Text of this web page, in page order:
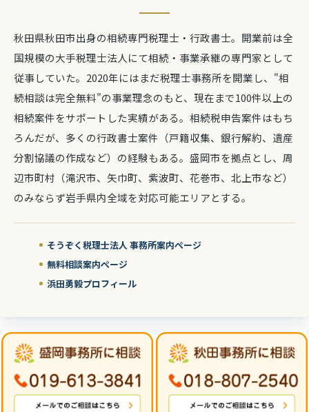
秋田県秋田市出身の相続専門税理士・行政書士。開業前は全
国規模の大手税理士法人にて相続・事業承継の専門家として
従事していた。2020年にはまだ税理士事務所を開業し、"相
続相談は完全無料"の事業理念のもと、現在まで100件以上の
相続案件をサポートした実績がある。相続税申告案件はもち
ろんだが、多くの行政書士案件（戸籍収集、銀行解約、遺産
分割協議の作成など）の経験もある。盛岡市を拠点とし、周
辺市町村（滝沢市、矢巾町、紫波町、花巻市、北上市など）
のみならず岩手県内全域を対応可能エリアとする。
そうぞく税理士法人 事務所案内ページ
無料相談案内ページ
浜田勇毅プロフィール